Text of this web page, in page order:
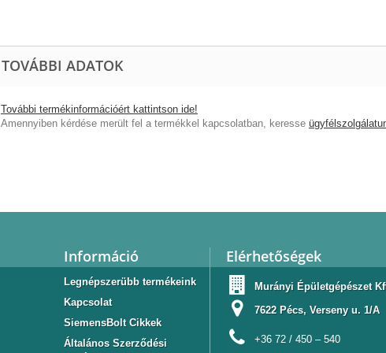
TOVÁBBI ADATOK
További termékinformációért kattintson ide!
Amennyiben kérdése merült fel a termékkel kapcsolatban, keresse
Információ
Legnépszerübb termékeink
Kapcsolat
SiemensBolt Cikkek
Általános Szerződési
Elérhetőségek
Murányi Épületgépészet
7622 Pécs, Verseny u. 1/A
+36 72 / 450 – 540